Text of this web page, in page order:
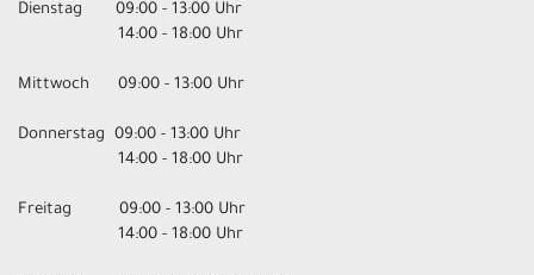
Dienstag 09:00 - 13:00 Uhr
14:00 - 18:00 Uhr
Mittwoch 09:00 - 13:00 Uhr
Donnerstag 09:00 - 13:00 Uhr
14:00 - 18:00 Uhr
Freitag 09:00 - 13:00 Uhr
14:00 - 18:00 Uhr